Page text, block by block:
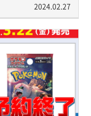
2024.02.27